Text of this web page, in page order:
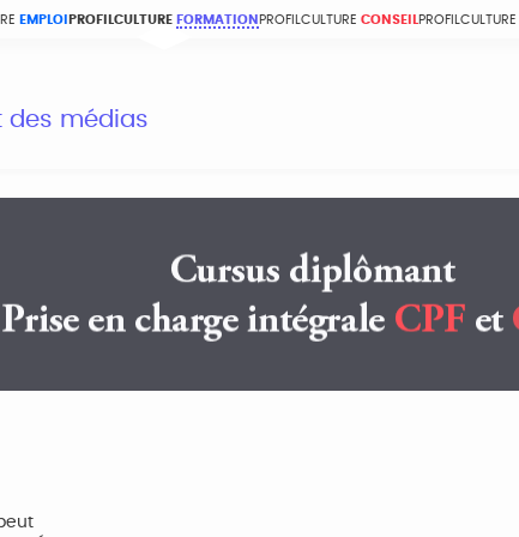
EMPLOI PROFILCULTURE FORMATION PROFILCULTURE CONSEIL PROFILCULTURE
des médias